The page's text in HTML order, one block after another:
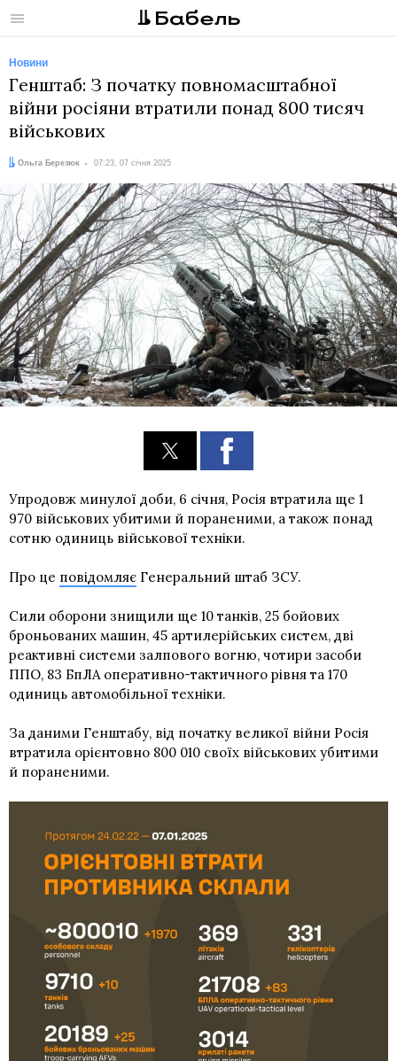
Меню
Новини
Генштаб: З початку повномасштабної
війни росіяни втратили понад 800 тисяч
військових
Автор:
Ольга Березюк
Дата: 07:23, 07 січня 2025
Упродовж минулої доби, 6 січня, Росія втратила ще 1
970 військових убитими й пораненими, а також понад
сотню одиниць військової техніки.
Про це повідомляє Генеральний штаб ЗСУ.
Сили оборони знищили ще 10 танків, 25 бойових
броньованих машин, 45 артилерійських систем, дві
реактивні системи залпового вогню, чотири засоби
ППО, 83 БпЛА оперативно-тактичного рівня та 170
одиниць автомобільної техніки.
За даними Генштабу, від початку великої війни Росія
втратила орієнтовно 800 010 своїх військових убитими
й пораненими.